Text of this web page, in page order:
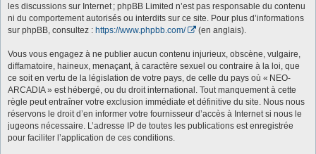
les discussions sur Internet ; phpBB Limited n’est pas responsable du contenu
ni du comportement autorisés ou interdits sur ce site. Pour plus d’informations
sur phpBB, consultez : https://www.phpbb.com/ (en anglais).
Vous vous engagez à ne publier aucun contenu injurieux, obscène, vulgaire,
diffamatoire, haineux, menaçant, à caractère sexuel ou contraire à la loi, que
ce soit en vertu de la législation de votre pays, de celle du pays où « NEO-
ARCADIA » est hébergé, ou du droit international. Tout manquement à cette
règle peut entraîner votre exclusion immédiate et définitive du site. Nous nous
réservons le droit d’en informer votre fournisseur d’accès à Internet si nous le
jugeons nécessaire. L’adresse IP de toutes les publications est enregistrée
pour faciliter l’application de ces conditions.